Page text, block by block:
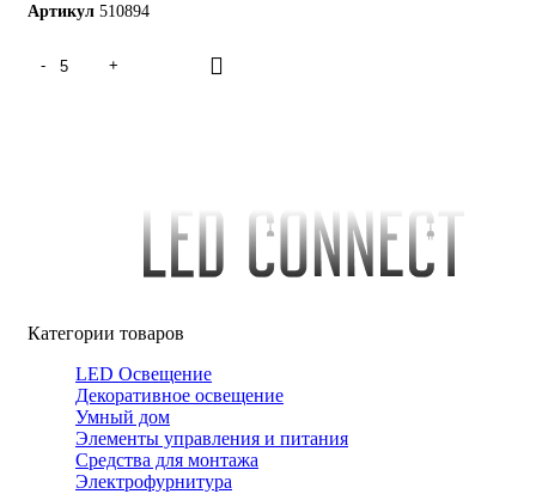
Артикул 510894
Категории товаров
LED Освещение
Декоративное освещение
Умный дом
Элементы управления и питания
Средства для монтажа
Электрофурнитура